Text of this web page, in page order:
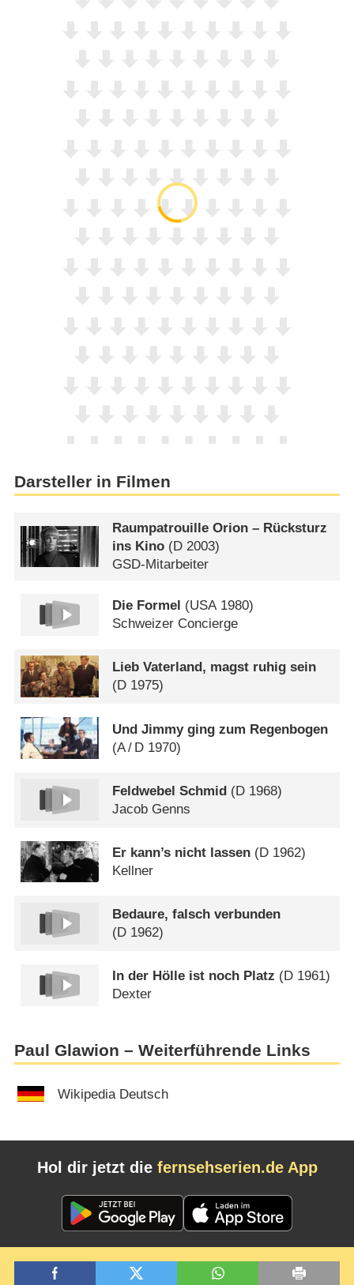
Darsteller in Filmen
Raumpatrouille Orion – Rücksturz
ins Kino (D 2003)
GSD-Mitarbeiter
Die Formel (USA1980)
Schweizer Concierge
Lieb Vaterland, magst ruhig sein
(D 1975)
Und Jimmy ging zum Regenbogen
(A/ D 1970)
Feldwebel Schmid (D 1968)
Jacob Genns
Er kann’s nicht lassen (D 1962)
Kellner
Bedaure, falsch verbunden
(D 1962)
In der Hölle ist noch Platz (D 1961)
Dexter
Paul Glawion – Weiterführende Links
Wikipedia Deutsch
Hol dir jetzt die fernsehserien.de App